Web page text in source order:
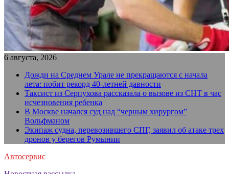
6 августа, 2026
Дожди на Среднем Урале не прекращаются с начала
лета: побит рекорд 40-летней давности
Таксист из Серпухова рассказала о вызове из СНТ в час
исчезновения ребенка
В Москве начался суд над “черным хирургом”
Вольфманом
Экипаж судна, перевозившего СПГ, заявил об атаке трех
дронов у берегов Румынии
Автосервис